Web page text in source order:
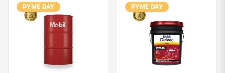
PYME DAY PYME DAY